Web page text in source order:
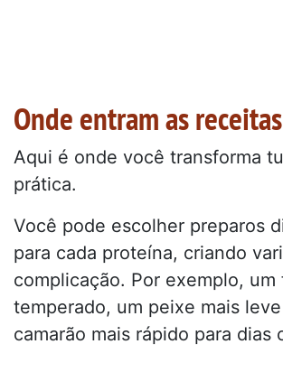
Onde entram as receitas
Aqui é onde você transforma
prática.
Você pode escolher preparos
para cada proteína, criando
complicação. Por exemplo, um
temperado, um peixe mais
camarão mais rápido para dias